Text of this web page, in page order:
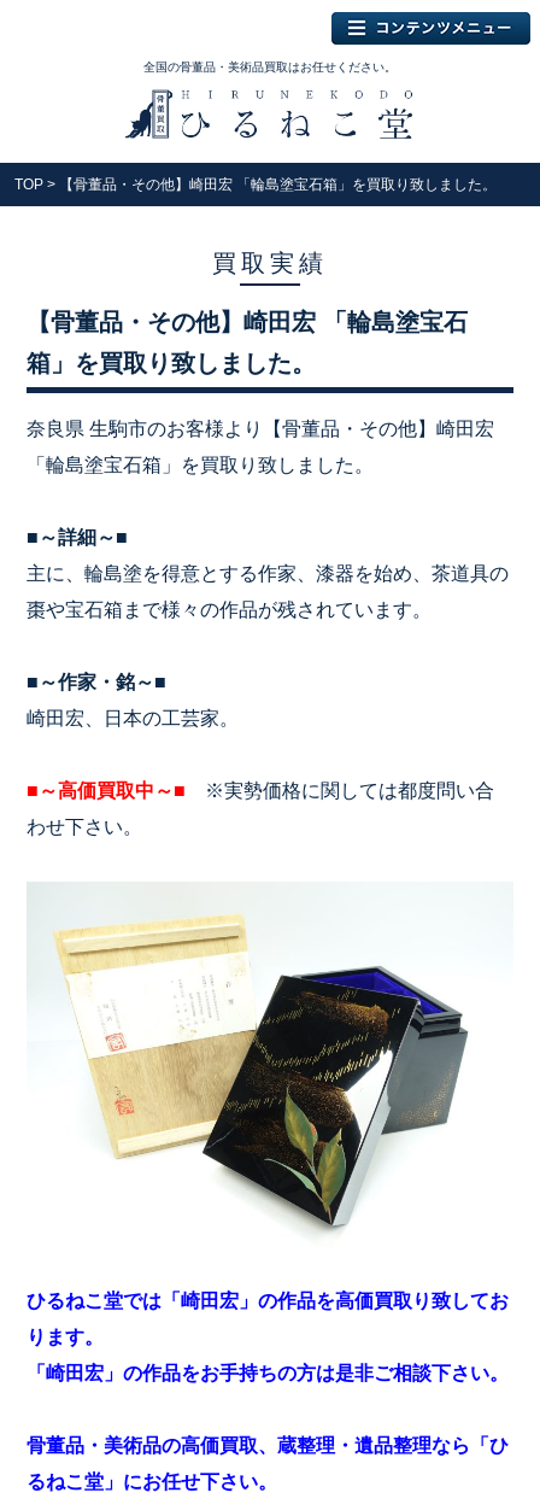
全国の骨董品・美術品買取はお任せください。
TOP > 【骨董品・その他】崎田宏 「輪島塗宝石箱」を買取り致しました。
買取実績
【骨董品・その他】崎田宏 「輪島塗宝石
箱」を買取り致しました。
奈良県 生駒市のお客様より【骨董品・その他】崎田宏
「輪島塗宝石箱」を買取り致しました。
■～詳細～■
主に、輪島塗を得意とする作家、漆器を始め、茶道具の
棗や宝石箱まで様々の作品が残されています。
■～作家・銘～■
崎田宏、日本の工芸家。
■～高価買取中～■ ※実勢価格に関しては都度問い合
わせ下さい。
ひるねこ堂では「崎田宏」の作品を高価買取り致してお
ります。
「崎田宏」の作品をお手持ちの方は是非ご相談下さい。
骨董品・美術品の高価買取、蔵整理・遺品整理なら「ひ
るねこ堂」にお任せ下さい。